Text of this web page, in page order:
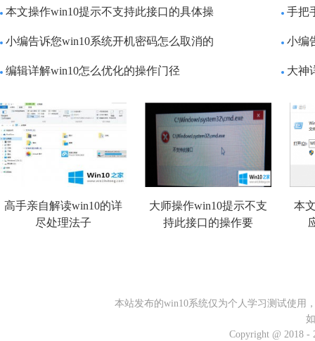
本文操作win10提示不支持此接口的具体操 手把
小编告诉您win10系统开机密码怎么取消的 小编
编辑详解win10怎么优化的操作门径 大神
高手亲自解读win10的详
尽处理法子
大师操作win10提示不支
持此接口的操作要
本
本站发布的win10系统仅为个人学习测试使用
Copyright @ 2018